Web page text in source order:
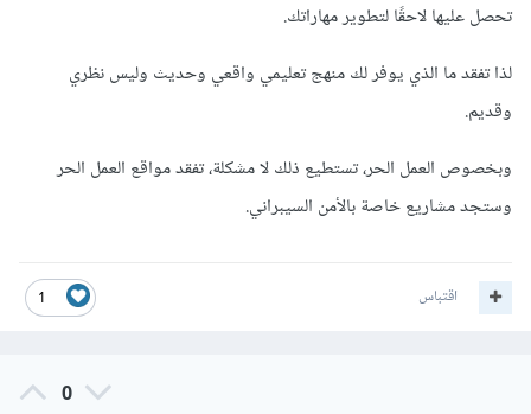
تحصل عليها لاحقًا لتطوير مهاراتك.
لذا تفقد ما الذي يوفر لك منهج تعليمي واقعي وحديث وليس نظري
وقديم.
وبخصوص العمل الحر، تستطيع ذلك لا مشكلة، تفقد مواقع العمل الحر
وستجد مشاريع خاصة بالأمن السيبراني.
1 اقتباس
0